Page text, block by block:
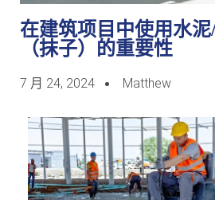
在建筑项目中使用水
（抹子）的重要性
7 月 24, 2024 Matthew